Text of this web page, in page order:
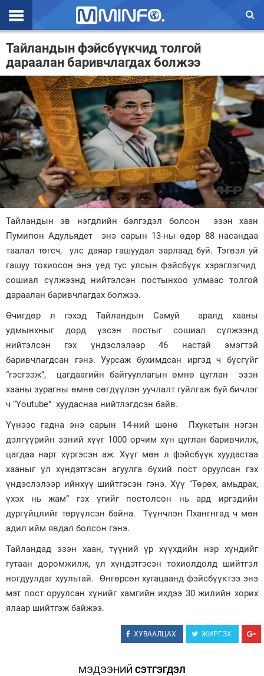
Эхлэл
Цаг агаар
Валют ханш
Улс төр
Эдийн засаг
Үзэл бодол
Спорт
Нийгэм
Дэлхий
Зурхай
Тайландын фэйсбүүкчид толгой
дараалан баривчлагдах болжээ
Тайландын эв нэгдлийн бэлгэдэл болсон эзэн хаан
Пумипон Адульядет энэ сарын 13-ны өдөр 88 насандаа
таалал төгсч, улс даяар гашуудал зарлаад буй. Тэгвэл уй
гашуу тохиосон энэ үед тус улсын фэйсбүүк хэрэглэгчид
сошиал сүлжээнд нийтэлсэн постынхоо улмаас толгой
дараалан баривчлагдах болжээ.
Өчигдөр л гэхэд Тайландын Самуй аралд хааны
удмынхныг дорд үзсэн постыг сошиал сүлжээнд
нийтэлсэн гэх үндэслэлээр 46 настай эмэгтэй
баривчлагдсан гэнэ. Уурсаж бухимдсан иргэд ч бүсгүйг
“гэсгээж”, цагдаагийн байгууллагын өмнө цуглан эзэн
хааны зурагны өмнө сөгдүүлэн уучлалт гуйлгаж буй бичлэг
ч “Youtube” хуудаснаа нийтлэгдсэн байв.
Үүнээс гадна энэ сарын 14-ний шөнө Пхукетын нэгэн
дэлгүүрийн эзний хүүг 1000 орчим хүн цуглан баривчилж,
цагдаа нарт хүргэсэн аж. Хүүг мөн л фэйсбүүк хуудастаа
хааныг үл хүндэтгэсэн агуулга бүхий пост оруулсан гэх
үндэслэлээр ийнхүү шийтгэсэн гэнэ. Хүү “Төрөх, амьдрах,
үхэх нь жам” гэх үгийг постолсон нь ард иргэдийн
дургүйцлийг төрүүлсэн байна. Түүнчлэн Пхангнгад ч мөн
адил ийм явдал болсон гэнэ.
Тайландад эзэн хаан, түүний үр хүүхдийн нэр хүндийг
гутаан доромжилж, үл хүндэтгэсэн тохиолдолд шийтгэл
ногдуулдаг хуультай. Өнгөрсөн хугацаанд фэйсбүүктээ энэ
мэт пост оруулсан хүнийг хамгийн ихдээ 30 жилийн хорих
ялаар шийтгэж байжээ.
ХУВААЛЦАХ ЖИРГЭХ
МЭДЭЭНИЙ СЭТГЭГДЭЛ